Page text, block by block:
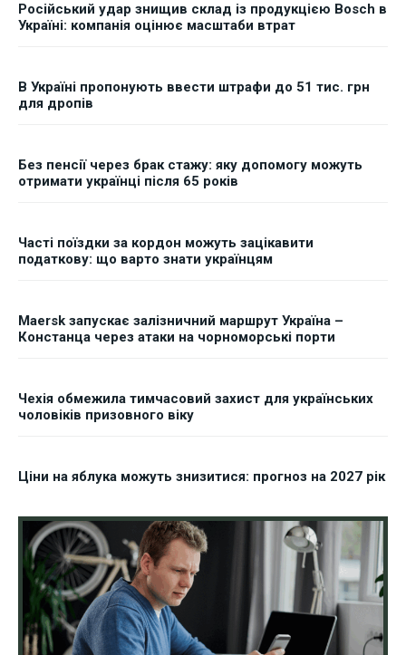
Російський удар знищив склад із продукцією Bosch в
Україні: компанія оцінює масштаби втрат
В Україні пропонують ввести штрафи до 51 тис. грн
для дропів
Без пенсії через брак стажу: яку допомогу можуть
отримати українці після 65 років
Часті поїздки за кордон можуть зацікавити
податкову: що варто знати українцям
Maersk запускає залізничний маршрут Україна –
Констанца через атаки на чорноморські порти
Чехія обмежила тимчасовий захист для українських
чоловіків призовного віку
Ціни на яблука можуть знизитися: прогноз на 2027 рік